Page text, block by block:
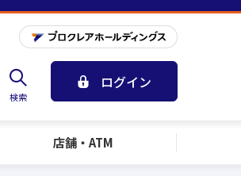
店舗・ATM
検索
ログイン